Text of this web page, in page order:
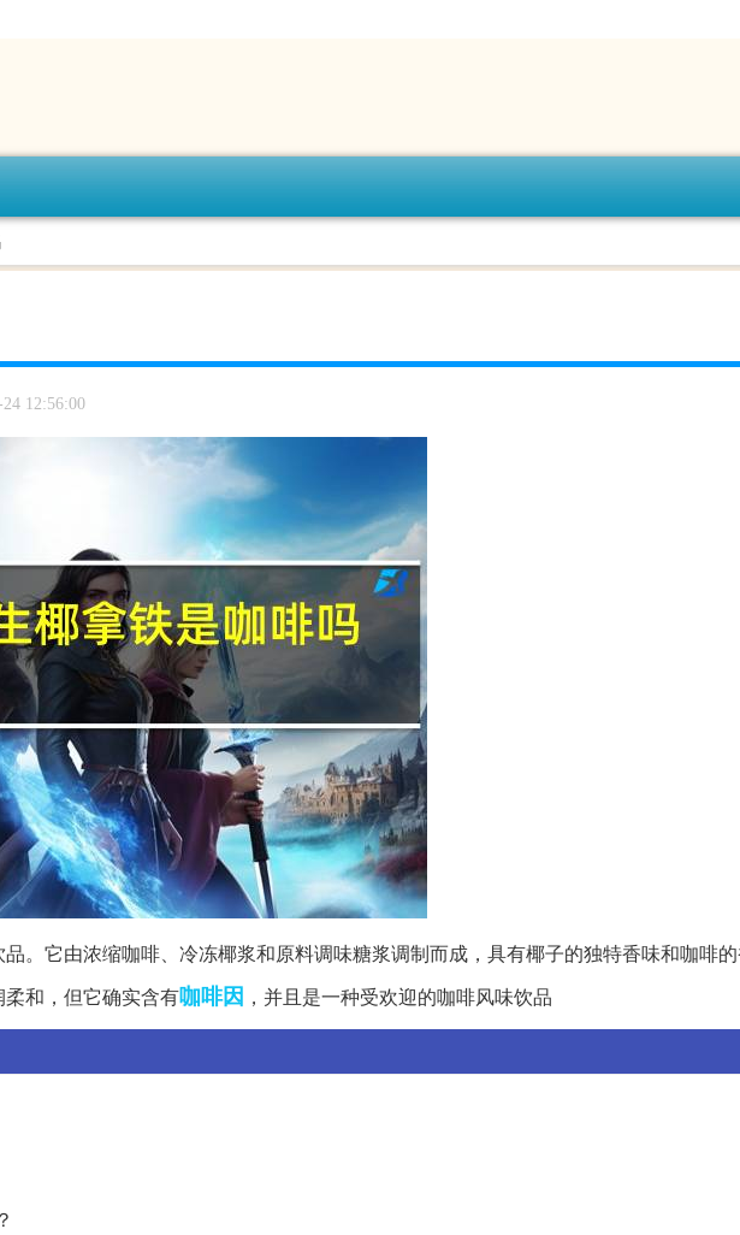
12:56:00
品。它由浓缩咖啡、冷冻椰浆和原料调味糖浆调制而成，具有椰子的独特香味和咖啡
柔和，但它确实含有咖啡因 ，并且是一种受欢迎的咖啡风味饮品